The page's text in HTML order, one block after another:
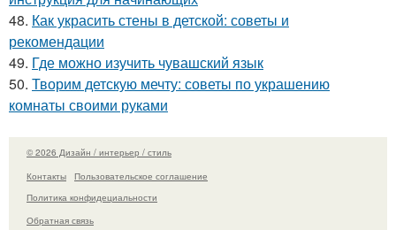
48. Как украсить стены в детской: советы и
рекомендации
49. Где можно изучить чувашский язык
50. Творим детскую мечту: советы по украшению
комнаты своими руками
© 2026 Дизайн / интерьер / стиль
Контакты
Пользовательское соглашение
Политика конфидециальности
Обратная связь